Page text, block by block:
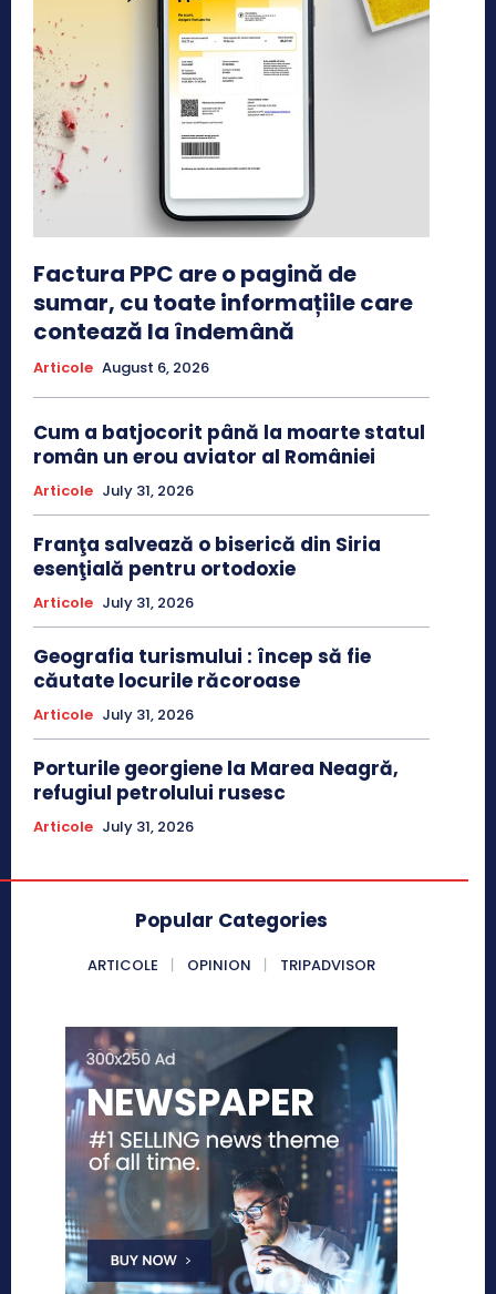
Factura PPC are o pagină de
sumar, cu toate informațiile care
contează la îndemână
Articole August 6, 2026
Cum a batjocorit până la moarte statul
român un erou aviator al României
Articole July 31, 2026
Franţa salvează o biserică din Siria
esenţială pentru ortodoxie
Articole July 31, 2026
Geografia turismului : încep să fie
căutate locurile răcoroase
Articole July 31, 2026
Porturile georgiene la Marea Neagră,
refugiul petrolului rusesc
Articole July 31, 2026
Popular Categories
ARTICOLE OPINION TRIPADVISOR